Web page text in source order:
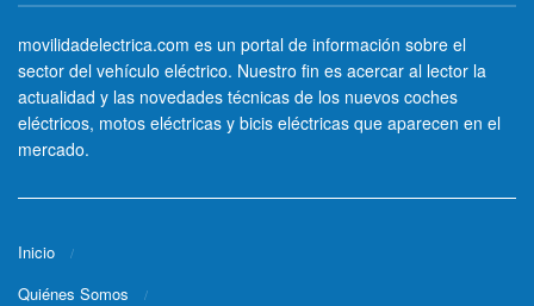
movilidadelectrica.com es un portal de información sobre el
sector del vehículo eléctrico. Nuestro fin es acercar al lector la
actualidad y las novedades técnicas de los nuevos coches
eléctricos, motos eléctricas y bicis eléctricas que aparecen en el
mercado.
Inicio
Quiénes Somos